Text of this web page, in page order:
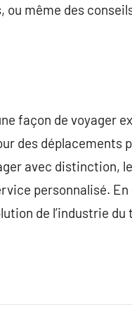
même des
façon de voyager
des déplacements
avec distinction,
personnalisé.
de l’industrie